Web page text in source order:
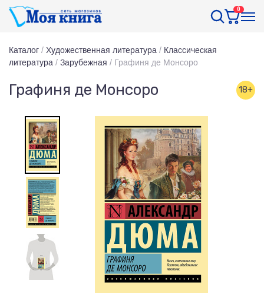
0
Каталог / Художественная литература / Классическая
литература / Зарубежная / Графиня де Монсоро
Графиня де Монсоро 18+